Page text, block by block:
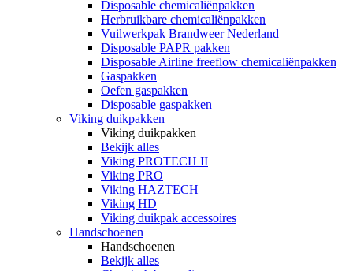
Disposable chemicaliënpakken
Herbruikbare chemicaliënpakken
Vuilwerkpak Brandweer Nederland
Disposable PAPR pakken
Disposable Airline freeflow chemicaliënpakken
Gaspakken
Oefen gaspakken
Disposable gaspakken
Viking duikpakken
Viking duikpakken
Bekijk alles
Viking PROTECH II
Viking PRO
Viking HAZTECH
Viking HD
Viking duikpak accessoires
Handschoenen
Handschoenen
Bekijk alles